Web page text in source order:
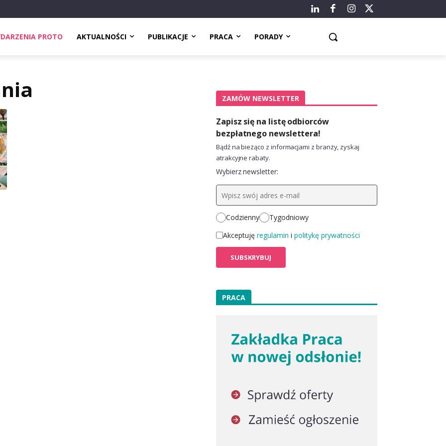
PROTO AKTUALNOŚCI PUBLIKACJE PRACA PORADY
ZAMÓW NEWSLETTER
Zapisz się na listę odbiorców
bezpłatnego newslettera!
Bądź na bieżąco z informacjami z branży, zyskaj
atrakcyjne rabaty.
Wybierz newsletter:
Codzienny
Tygodniowy
Akceptuję regulamin i politykę prywatności
PRACA